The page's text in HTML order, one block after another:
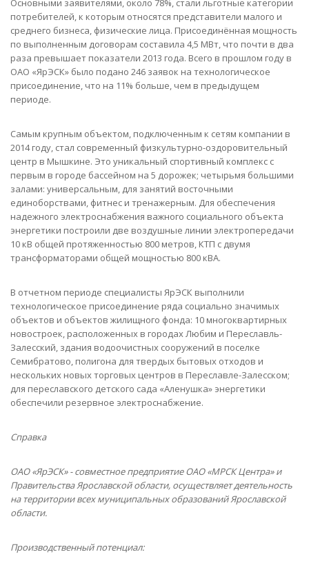
Основными заявителями, около 78%, стали льготные категории
потребителей, к которым относятся представители малого и
среднего бизнеса, физические лица. Присоединённая мощность
по выполненным договорам составила 4,5 МВт, что почти в два
раза превышает показатели 2013 года. Всего в прошлом году в
ОАО «ЯрЭСК» было подано 246 заявок на технологическое
присоединение, что на 11% больше, чем в предыдущем
периоде.
Самым крупным объектом, подключенным к сетям компании в
2014 году, стал современный физкультурно-оздоровительный
центр в Мышкине. Это уникальный спортивный комплекс с
первым в городе бассейном на 5 дорожек; четырьмя большими
залами: универсальным, для занятий восточными
единоборствами, фитнес и тренажерным. Для обеспечения
надежного электроснабжения важного социального объекта
энергетики построили две воздушные линии электропередачи
10 кВ общей протяженностью 800 метров, КТП с двумя
трансформаторами общей мощностью 800 кВА.
В отчетном периоде специалисты ЯрЭСК выполнили
технологическое присоединение ряда социально значимых
объектов и объектов жилищного фонда: 10 многоквартирных
новостроек, расположенных в городах Любим и Переславль-
Залесский, здания водоочистных сооружений в поселке
Семибратово, полигона для твердых бытовых отходов и
нескольких новых торговых центров в Переславле-Залесском;
для переславского детского сада «Аленушка» энергетики
обеспечили резервное электроснабжение.
Справка
ОАО «ЯрЭСК» - совместное предприятие ОАО «МРСК Центра» и
Правительства Ярославской области, осуществляет деятельность
на территории всех муниципальных образований Ярославской
области.
Производственный потенциал: